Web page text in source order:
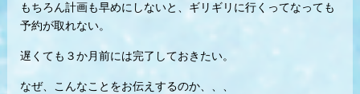
もちろん計画も早めにしないと、ギリギリに行くってなっても
予約が取れない。
遅くても３か月前には完了しておきたい。
なぜ、こんなことをお伝えするのか、、、